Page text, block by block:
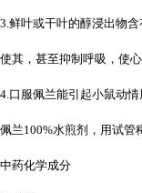
3.鲜叶或干叶的醇浸出物
使其，甚至抑制呼吸，使
4.口服佩兰能引起小鼠动情
佩兰100%水煎剂，用试管
中药化学成分